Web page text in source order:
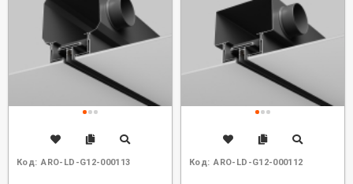
Код: ARO-LD-G12-000113 Код: ARO-LD-G12-000112